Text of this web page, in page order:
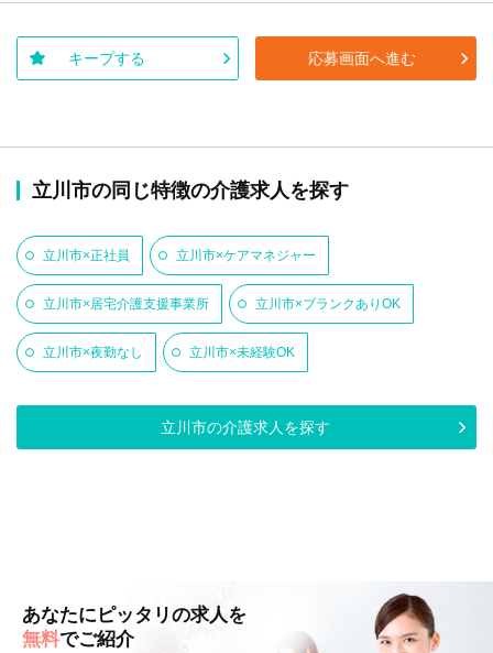
キープする 応募画面へ進む
立川市の同じ特徴の介護求人を探す
立川市×正社員 立川市×ケアマネジャー
立川市×居宅介護支援事業所 立川市×ブランクありOK
立川市×夜勤なし 立川市×未経験OK
立川市の介護求人を探す
あなたにピッタリの求人を
無料でご紹介